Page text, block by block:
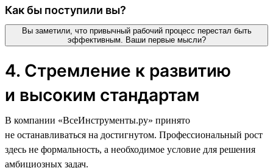
Как бы поступили вы?
Вы заметили, что привычный рабочий процесс перестал быть
эффективным. Ваши первые мысли?
4. Стремление к развитию
и высоким стандартам
В компании «ВсеИнструменты.ру» принято
не останавливаться на достигнутом. Профессиональный рост
здесь не формальность, а необходимое условие для решения
амбициозных задач.